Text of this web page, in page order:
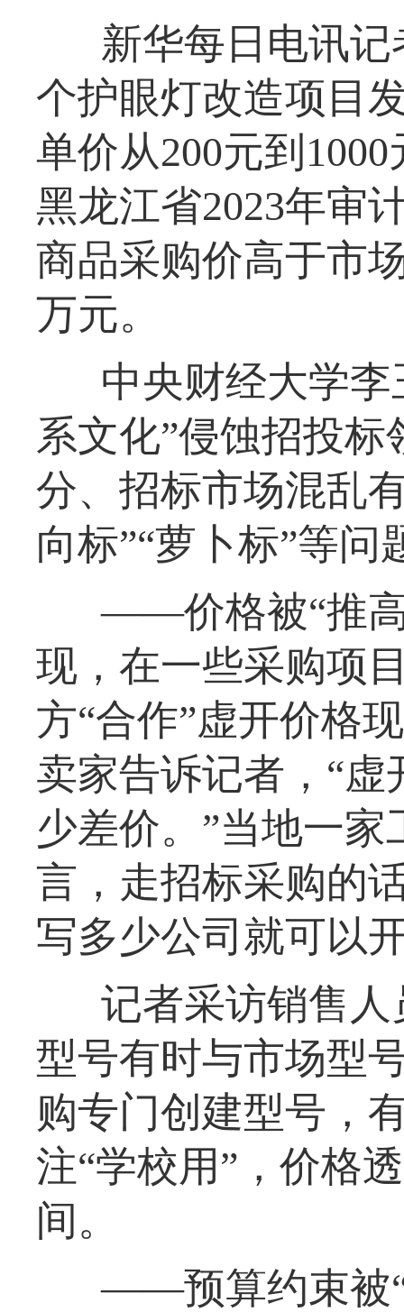
新华每日电讯
个护眼灯改造项目
单价从200元到
黑龙江省2023年审
商品采购价高于市
万元。
中央财经大学李
系文化”侵蚀招投
分、招标市场混乱
向标”“萝卜标”等问
——价格被“推高
现，在一些采购项
方“合作”虚开价格
卖家告诉记者，“
少差价。”当地一
言，走招标采购的
写多少公司就可以
记者采访销售
型号有时与市场型
购专门创建型号，
注“学校用”，价格
间。
——预算约束被“